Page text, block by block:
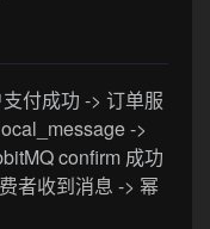
付成功 -> 订单服
->
confirm 成功
者收到消息 -> 幂